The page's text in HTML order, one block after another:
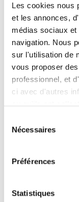
Les cookies nous
et les annonces,
médias sociaux
navigation. Nous
sur l'utilisation de
vous proposer
professionnel, et
ci avec d'autres
continuez à utiliser
Pour en savoir
Nécessaires
Préférences
Statistiques
ses
comme à
les
libertés
qu’il
posés
constat,
sur la